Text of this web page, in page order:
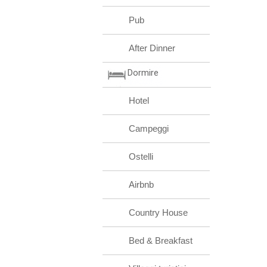
Pub
After Dinner
Dormire
Hotel
Campeggi
Ostelli
Airbnb
Country House
Bed & Breakfast